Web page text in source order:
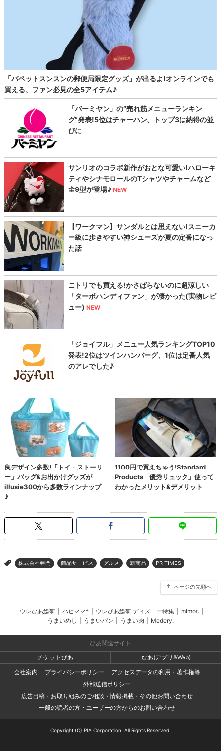
> 株式会社亜門 商品サービス グルメ 新商品 PR TIMES
ページの先頭へ
ウレぴあ総研 ハピママ* ウレぴあ総研 ディズニー特集 mimot.
うまいめし
うまいパン うまい肉 Medery.
ぴあ関連サイト
チケットぴあ
ぴあ(アプリ&Web)
会社案内
プライバシーポリシー
アクセスデータの利用・著作権等
外部送信ポリシー
広告出稿・お取り組みのご相談・情報掲載・その他お問い合わせ
一般の読者の方・ユーザーの方からのお問い合わせ
Copyright (C) PIA Corporation. All Rights Reserved.